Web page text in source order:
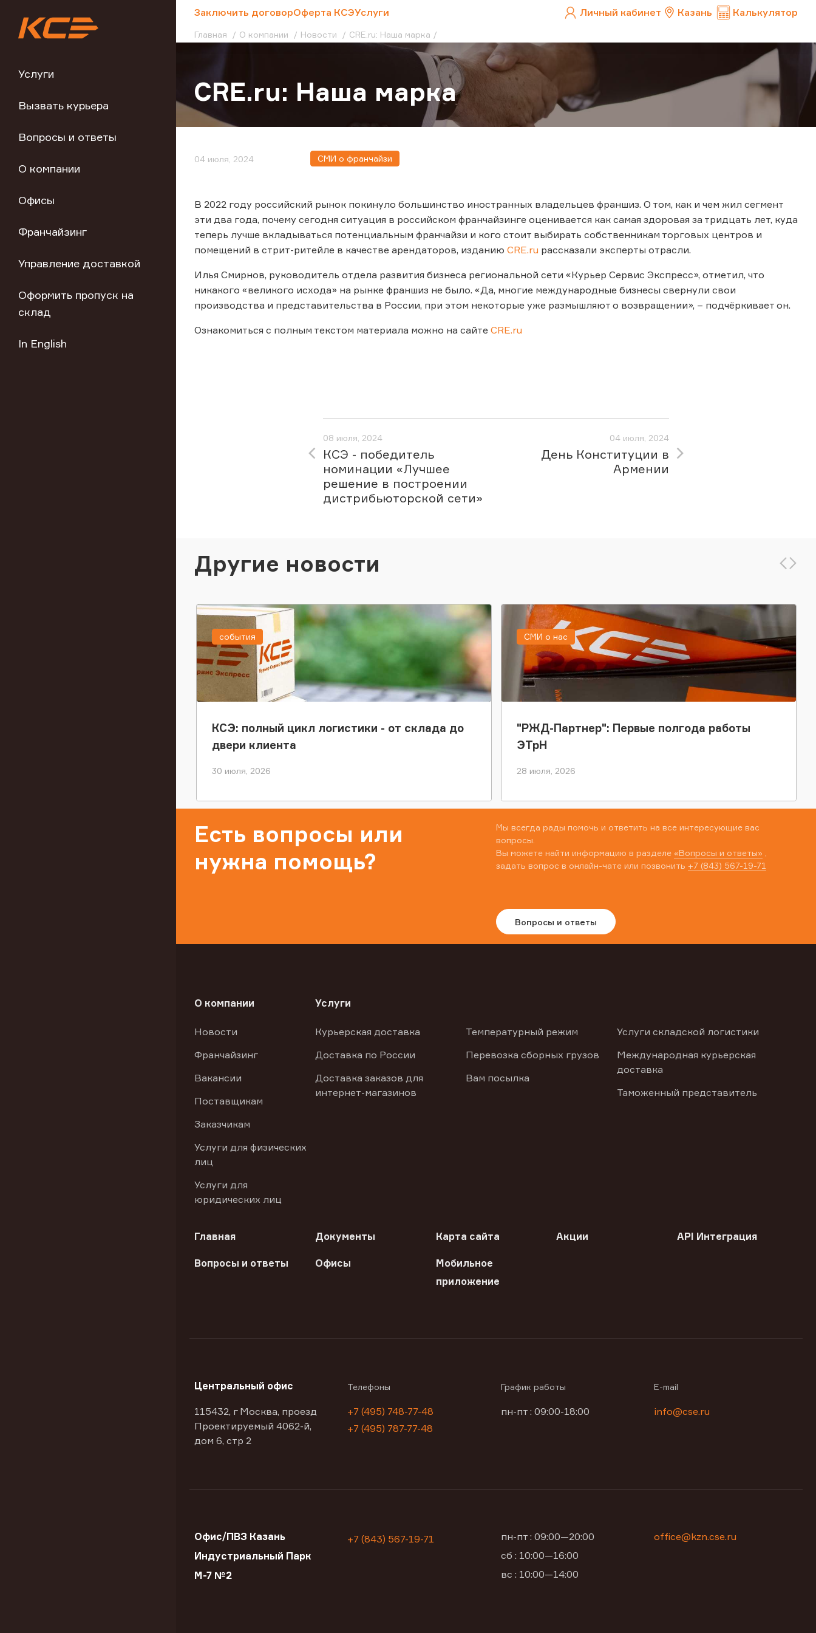
Услуги
Вызвать курьера
Вопросы и ответы
О компании
Офисы
Франчайзинг
Управление доставкой
Оформить пропуск на
склад
In English
Заключить договорОферта КСЭУслуги Личный кабинет Казань Калькулятор
Главная О компании Новости CRE.ru: Наша марка
CRE.ru: Наша марка
04 июля, 2024 СМИ о франчайзи
В 2022 году российский рынок покинуло большинство иностранных владельцев франшиз. О том, как и чем жил сегмент
эти два года, почему сегодня ситуация в российском франчайзинге оценивается как самая здоровая за тридцать лет, куда
теперь лучше вкладываться потенциальным франчайзи и кого стоит выбирать собственникам торговых центров и
помещений в стрит-ритейле в качестве арендаторов, изданию CRE.ru рассказали эксперты отрасли.
Илья Смирнов, руководитель отдела развития бизнеса региональной сети «Курьер Сервис Экспресс», отметил, что
никакого «великого исхода» на рынке франшиз не было. «Да, многие международные бизнесы свернули свои
производства и представительства в России, при этом некоторые уже размышляют о возвращении», – подчёркивает он.
Ознакомиться с полным текстом материала можно на сайте CRE.ru
08 июля, 2024
КСЭ - победитель
номинации «Лучшее
решение в построении
дистрибьюторской сети»
04 июля, 2024
День Конституции в
Армении
Другие новости
КСЭ: полный цикл логистики - от склада до
двери клиента
30 июля, 2026
события
"РЖД-Партнер": Первые полгода работы
ЭТрН
28 июля, 2026
СМИ о нас
Есть вопросы или
нужна помощь?
Мы всегда рады помочь и ответить на все интересующие вас
вопросы.
Вы можете найти информацию в разделе «Вопросы и ответы»
задать вопрос в онлайн-чате или позвонить +7 (843) 567-19-71
Вопросы и ответы
О компании
Новости
Франчайзинг
Вакансии
Поставщикам
Заказчикам
Услуги для физических
лиц
Услуги для
юридических лиц
Услуги
Курьерская доставка
Доставка по России
Доставка заказов для
интернет-магазинов
Температурный режим
Перевозка сборных грузов
Вам посылка
Услуги складской логистики
Международная курьерская
доставка
Таможенный представитель
Главная Документы Карта сайта Акции API Интеграция
Вопросы и ответы Офисы
Мобильное
приложение
Центральный офис
115432, г Москва, проезд
Проектируемый 4062-й,
дом 6, стр 2
Телефоны
+7 (495) 748-77-48
+7 (495) 787-77-48
График работы
пн-пт : 09:00-18:00
E-mail
info@cse.ru
Офис/ПВЗ Казань
Индустриальный Парк
М-7 №2
+7 (843) 567-19-71
пн-пт : 09:00—20:00
сб : 10:00—16:00
вс : 10:00—14:00
office@kzn.cse.ru